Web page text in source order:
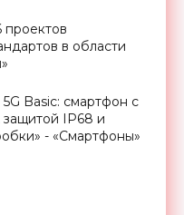
проектов
в области
Basic: смартфон с
IP68 и
- «Смартфоны»